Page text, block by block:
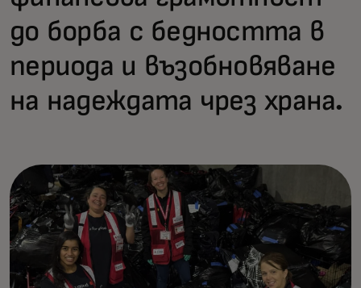
до борба с бедността в
периода и възобновяване
на надеждата чрез храна.